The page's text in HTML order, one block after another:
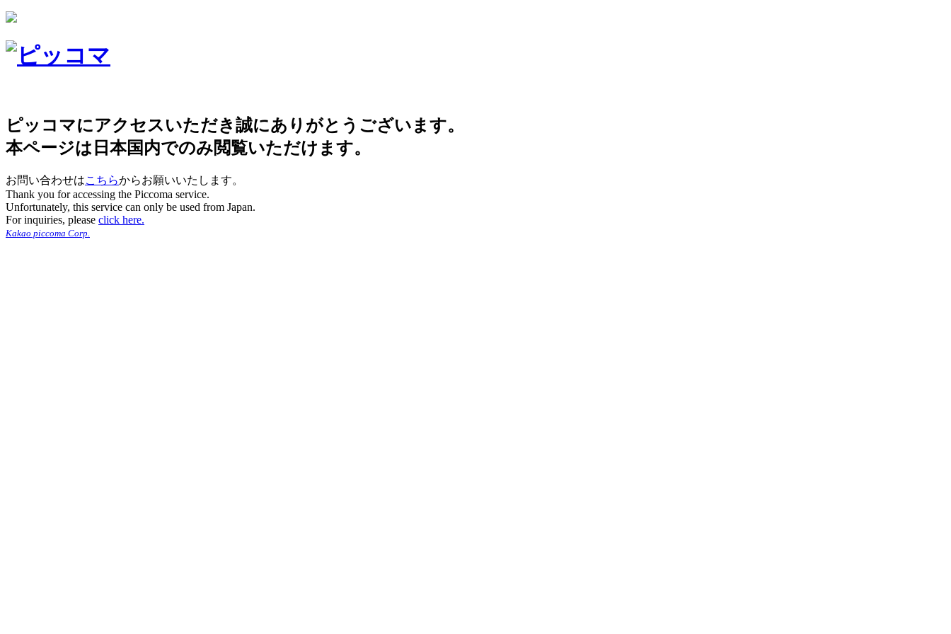
ピッコマにアクセスいただき誠にありがとうございます。
本ページは日本国内でのみ閲覧いただけます。
お問い合わせはこちらからお願いいたします。
Thank you for accessing the Piccoma service.
Unfortunately, this service can only be used from Japan.
For inquiries, please click here.
Kakao piccoma Corp.